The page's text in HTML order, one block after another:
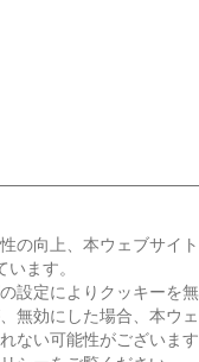
の向上、本ウェブサイ
ます。
設定によりクッキーを
無効にした場合、本ウ
ない可能性がございま